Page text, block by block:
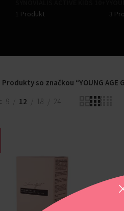
1 Produkt
3
Produkty so značkou “YOUNG AGE
9 12 18 24